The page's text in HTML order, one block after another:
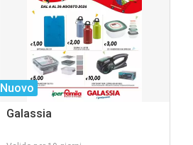
Nuovo
Galassia